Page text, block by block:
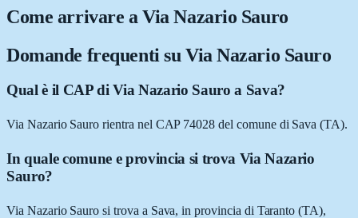
Come arrivare aVia Nazario Sauro
Domande frequenti su Via Nazario Sauro
Qual è il CAP di Via Nazario Sauro a Sava?
Via Nazario Sauro rientra nel CAP 74028 del comune di Sava (TA).
In quale comune e provincia si trova Via Nazario
Sauro?
Via Nazario Sauro si trova a Sava, in provincia di Taranto (TA),